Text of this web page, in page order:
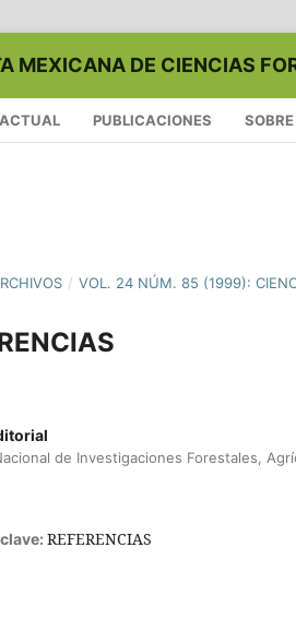
MEXICANA DE CIENCIAS
PUBLICACIONES
/ VOL. 24 NÚM. 85 (1999):
de Investigaciones Forestales,
REFERENCIAS